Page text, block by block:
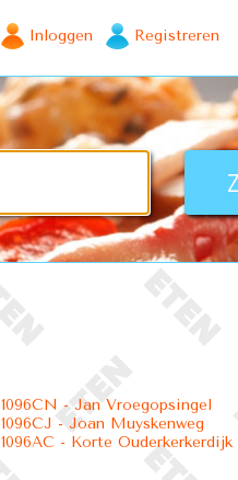
Inloggen Registreren
1096CN - Jan Vroegopsingel
1096CJ - Joan Muyskenweg
1096AC - Korte Ouderkerkerdijk